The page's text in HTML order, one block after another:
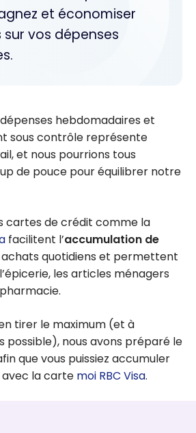
et économiser
vos dépenses
dépenses hebdomadaires et
sous contrôle représente
et nous pourrions tous
de pouce pour équilibrer notre
cartes de crédit comme la
facilitent l’accumulation de
achats quotidiens et permettent
les articles ménagers
tirer le maximum (et à
possible), nous avons préparé le
que vous puissiez accumuler
avec la carte moi RBC Visa.